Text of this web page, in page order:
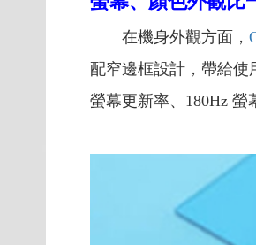
在機身外觀方面，
配窄邊框設計，帶給使
螢幕更新率、180Hz 螢